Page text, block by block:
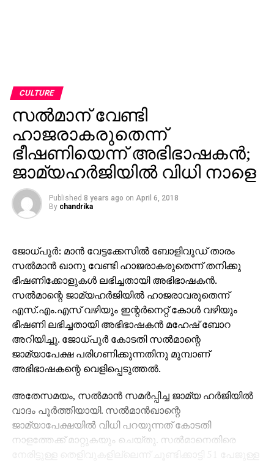
CULTURE
സല്‍മാന് വേണ്ടി
ഹാജരാകരുതെന്ന്
ഭീഷണിയെന്ന് അഭിഭാഷകന്‍;
ജാമ്യഹര്‍ജിയില്‍ വിധി നാളെ
Published 8 years ago on April 6, 2018
By chandrika
ജോധ്പുര്‍: മാന്‍ വേട്ടക്കേസില്‍ ബോളിവുഡ് താരം
സല്‍മാന്‍ ഖാനു വേണ്ടി ഹാജരാകരുതെന്ന് തനിക്കു
ഭീഷണിക്കോളുകള്‍ ലഭിച്ചതായി അഭിഭാഷകന്‍.
സല്‍മാന്റെ ജാമ്യഹര്‍ജിയില്‍ ഹാജരാവരുതെന്ന്
എസ്.എം.എസ് വഴിയും ഇന്റര്‍നെറ്റ് കോള്‍ വഴിയും
ഭീഷണി ലഭിച്ചതായി അഭിഭാഷകന്‍ മഹേഷ് ബോറ
അറിയിച്ചു. ജോധ്പുര്‍ കോടതി സല്‍മാന്റെ
ജാമ്യാപേക്ഷ പരിഗണിക്കുന്നതിനു മുമ്പാണ്
അഭിഭാഷകന്റെ വെളിപ്പെടുത്തല്‍.
അതേസമയം, സല്‍മാന്‍ സമര്‍പ്പിച്ച ജാമ്യ ഹര്‍ജിയില്‍
വാദം പൂര്‍ത്തിയായി. സല്‍മാന്‍ഖാന്റെ
ജാമ്യാപേക്ഷയില്‍ വിധി പറയുന്നത് കോടതി
നാളത്തേക്ക് മാറ്റുകയും ചെയ്തു. സല്‍മാനെതിരെ